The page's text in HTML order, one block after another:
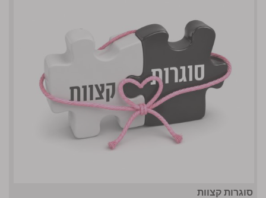
סוגרות קצוות